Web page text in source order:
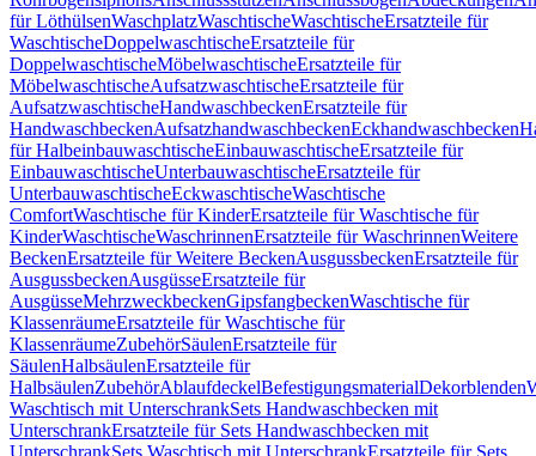
für LöthülsenWaschplatzWaschtischeWaschtischeErsatzteile für
WaschtischeDoppelwaschtischeErsatzteile für
DoppelwaschtischeMöbelwaschtischeErsatzteile für
MöbelwaschtischeAufsatzwaschtischeErsatzteile für
AufsatzwaschtischeHandwaschbeckenErsatzteile für
HandwaschbeckenAufsatzhandwaschbeckenEckhandwaschbecken
für HalbeinbauwaschtischeEinbauwaschtischeErsatzteile für
EinbauwaschtischeUnterbauwaschtischeErsatzteile für
UnterbauwaschtischeEckwaschtischeWaschtische
ComfortWaschtische für KinderErsatzteile für Waschtische für
KinderWaschtischeWaschrinnenErsatzteile für WaschrinnenWeitere
BeckenErsatzteile für Weitere BeckenAusgussbeckenErsatzteile für
AusgussbeckenAusgüsseErsatzteile für
AusgüsseMehrzweckbeckenGipsfangbeckenWaschtische für
KlassenräumeErsatzteile für Waschtische für
KlassenräumeZubehörSäulenErsatzteile für
SäulenHalbsäulenErsatzteile für
HalbsäulenZubehörAblaufdeckelBefestigungsmaterialDekorblenden
Waschtisch mit UnterschrankSets Handwaschbecken mit
UnterschrankErsatzteile für Sets Handwaschbecken mit
UnterschrankSets Waschtisch mit UnterschrankErsatzteile für Sets